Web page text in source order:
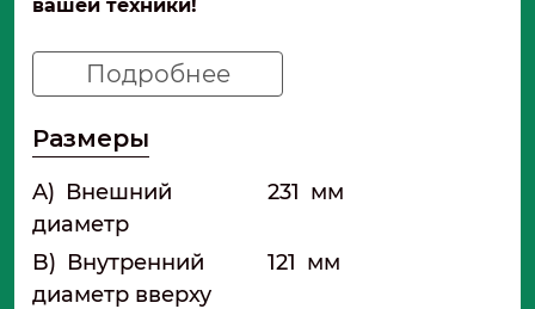
вашей техники!
Подробнее
Размеры
A) Внешний
диаметр
231 мм
B) Внутренний
диаметр вверху
121 мм